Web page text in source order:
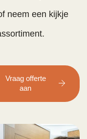
neem een kijkje
Vraag offerte
aan